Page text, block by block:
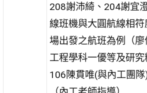
208謝沛綺、204謝宜
線班機與大圓航線相
場出發之航班為例（廖
工程學科一優等及研究
106陳貫唯(與內工團